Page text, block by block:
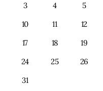
3
4 5
10
11 12
17
18 19
24
25 26
31